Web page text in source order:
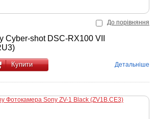
До порівняння
Cyber-shot DSC-RX100 VII
Купити Детальніше